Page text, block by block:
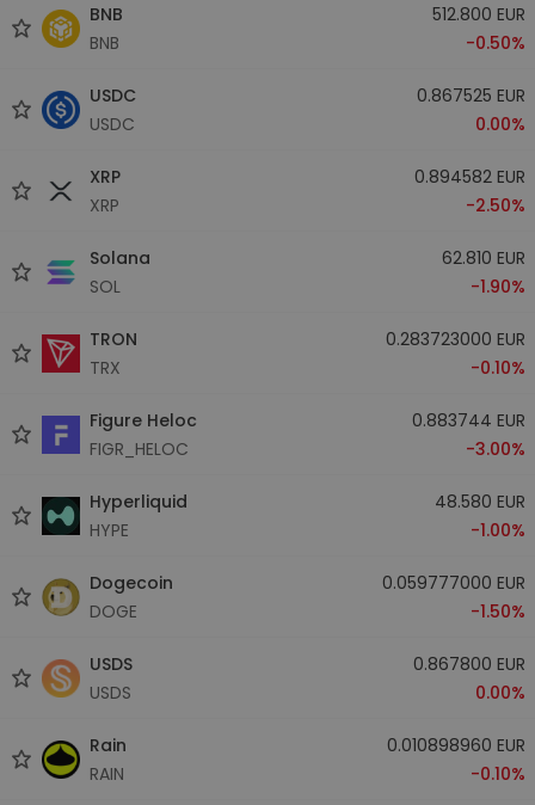
BNB
BNB
512.800 EUR
-0.50%
USDC
USDC
0.867525 EUR
0.00%
XRP
XRP
0.894582 EUR
-2.50%
Solana
SOL
62.810 EUR
-1.90%
TRON
TRX
0.283723000 EUR
-0.10%
Figure Heloc
FIGR_HELOC
0.883744 EUR
-3.00%
Hyperliquid
HYPE
48.580 EUR
-1.00%
Dogecoin
DOGE
0.059777000 EUR
-1.50%
USDS
USDS
0.867800 EUR
0.00%
Rain
RAIN
0.010898960 EUR
-0.10%